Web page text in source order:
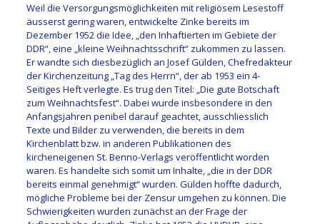
Weil die Versorgungsmöglichkeiten mit religiösem Lesestoff
äusserst gering waren, entwickelte Zinke bereits im
Dezember 1952 die Idee, „den Inhaftierten im Gebiete der
DDR“, eine „kleine Weihnachtsschrift“ zukommen zu lassen.
Er wandte sich diesbezüglich an Josef Gülden, Chefredakteur
der Kirchenzeitung „Tag des Herrn“, der ab 1953 ein 4-
Seitiges Heft verlegte. Es trug den Titel: „Die gute Botschaft
zum Weihnachtsfest“. Dabei wurde insbesondere in den
Anfangsjahren penibel darauf geachtet, ausschliesslich
Texte und Bilder zu verwenden, die bereits in dem
Kirchenblatt bzw. in anderen Publikationen des
kircheneigenen St. Benno-Verlags veröffentlicht worden
waren. Es handelte sich somit um Inhalte, „die in der DDR
bereits einmal genehmigt“ wurden. Gülden hoffte dadurch,
mögliche Probleme bei der Zensur umgehen zu können. Die
Schwierigkeiten wurden zunächst an der Frage der